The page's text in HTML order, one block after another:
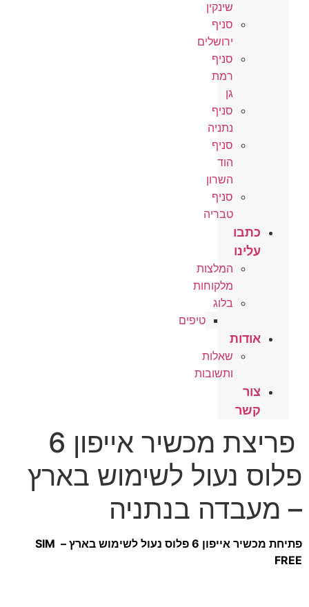
שינקין
סניף
ירושלים
סניף
רמת
גן
סניף
נתניה
סניף
הוד
השרון
סניף
טבריה
כתבו
עלינו
המלצות
מלקוחות
בלוג
טיפים
אודות
שאלות
ותשובות
צור
קשר
פריצת מכשיר אייפון 6
פלוס נעול לשימוש בארץ
– מעבדה בנתניה
פתיחת מכשיר אייפון 6 פלוס נעול לשימוש בארץ – SIM
FREE